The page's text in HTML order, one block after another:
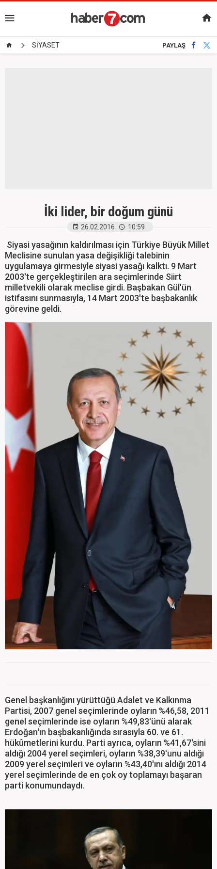
SİYASET PAYLAŞ
İki lider, bir doğum günü
26.02.2016 10:59
Siyasi yasağının kaldırılması için Türkiye Büyük Millet
Meclisine sunulan yasa değişikliği talebinin
uygulamaya girmesiyle siyasi yasağı kalktı. 9 Mart
2003'te gerçekleştirilen ara seçimlerinde Siirt
milletvekili olarak meclise girdi. Başbakan Gül'ün
istifasını sunmasıyla, 14 Mart 2003'te başbakanlık
görevine geldi.
Genel başkanlığını yürüttüğü Adalet ve Kalkınma
Partisi, 2007 genel seçimlerinde oyların %46,58, 2011
genel seçimlerinde ise oyların %49,83'ünü alarak
Erdoğan'ın başbakanlığında sırasıyla 60. ve 61.
hükûmetlerini kurdu. Parti ayrıca, oyların %41,67'sini
aldığı 2004 yerel seçimleri, oyların %38,39'unu aldığı
2009 yerel seçimleri ve oyların %43,40'ını aldığı 2014
yerel seçimlerinde de en çok oy toplamayı başaran
parti konumundaydı.